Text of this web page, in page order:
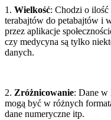
1. Wielkość: Chodzi o ilość
terabajtów do petabajtów i
przez aplikacje
czy medycyna są tylko
danych.
2. Zróżnicowanie: Dane w
mogą być w różnych
dane numeryczne itp.